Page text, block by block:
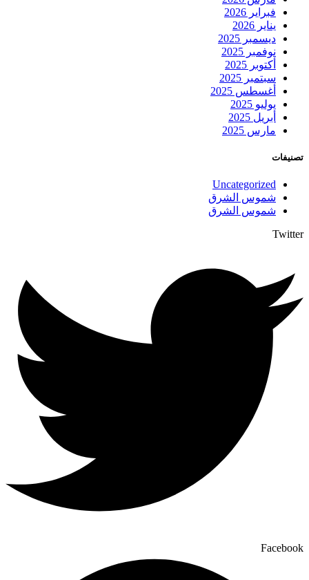
فبراير 2026
يناير 2026
ديسمبر 2025
نوفمبر 2025
أكتوبر 2025
سبتمبر 2025
أغسطس 2025
يوليو 2025
أبريل 2025
مارس 2025
تصنيفات
Uncategorized
شموس الشرق
شموس الشرق
Twitter
Facebook